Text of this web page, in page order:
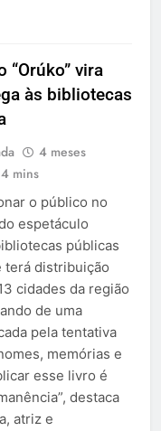
“Orúko” vira
às bibliotecas
4 meses
4 mins
o público no
espetáculo
públicas
terá distribuição
cidades da região
de uma
pela tentativa
memórias e
esse livro é
destaca
atriz e